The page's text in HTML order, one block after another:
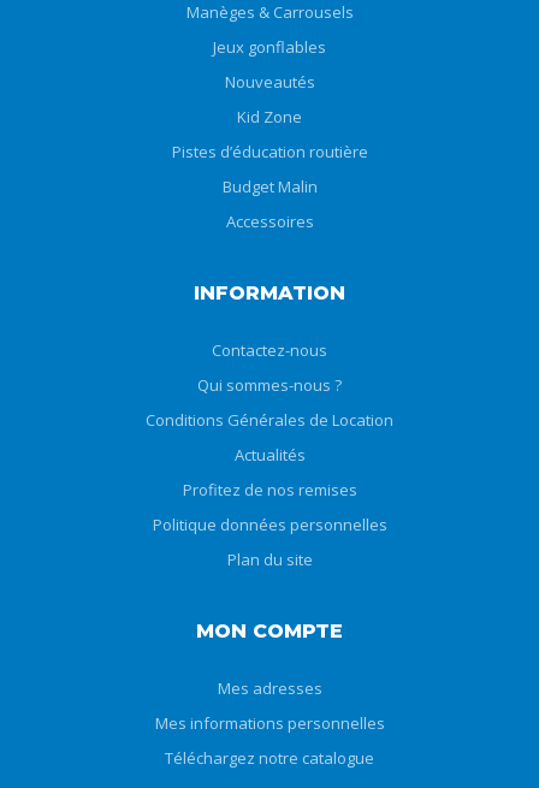
Manèges & Carrousels
Jeux gonflables
Nouveautés
Kid Zone
Pistes d’éducation routière
Budget Malin
Accessoires
INFORMATION
Contactez-nous
Qui sommes-nous ?
Conditions Générales de Location
Actualités
Profitez de nos remises
Politique données personnelles
Plan du site
MON COMPTE
Mes adresses
Mes informations personnelles
Téléchargez notre catalogue